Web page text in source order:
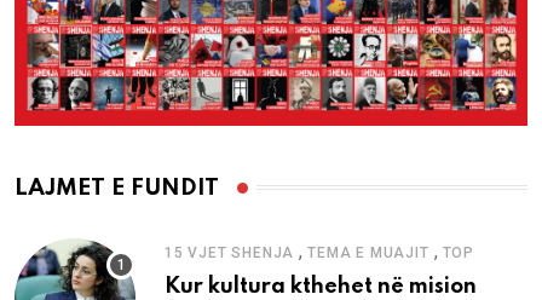
LAJMET E FUNDIT
15 VJET SHENJA ,TEMA E MUAJIT , TOP
Kur kultura kthehet në mision